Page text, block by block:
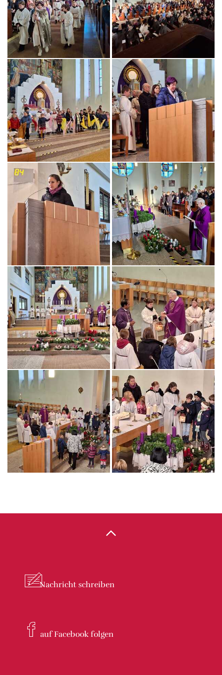
Nachricht schreiben
auf Facebook folgen